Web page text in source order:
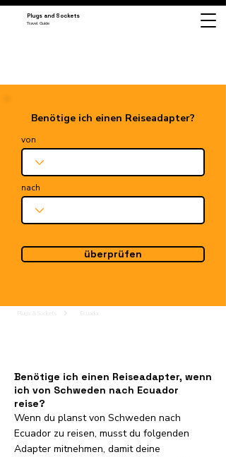
Plugs and Sockets
Travel Guide
Benötige ich einen Reiseadapter?
von
nach
überprüfen
Benötige ich einen Reiseadapter, wenn
ich von Schweden nach Ecuador
reise?
Wenn du planst von Schweden nach
Ecuador zu reisen, musst du folgenden
Adapter mitnehmen, damit deine